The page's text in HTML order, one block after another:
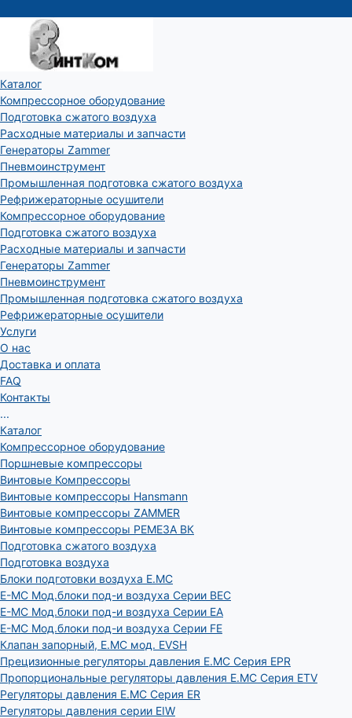
Каталог
Компрессорное оборудование
Подготовка сжатого воздуха
Расходные материалы и запчасти
Генераторы Zammer
Пневмоинструмент
Промышленная подготовка сжатого воздуха
Рефрижераторные осушители
Компрессорное оборудование
Подготовка сжатого воздуха
Расходные материалы и запчасти
Генераторы Zammer
Пневмоинструмент
Промышленная подготовка сжатого воздуха
Рефрижераторные осушители
Услуги
О нас
Доставка и оплата
FAQ
Контакты
...
Каталог
Компрессорное оборудование
Поршневые компрессоры
Винтовые Компрессоры
Винтовые компрессоры Hansmann
Винтовые компрессоры ZAMMER
Винтовые компрессоры РЕМЕЗА ВК
Подготовка сжатого воздуха
Подготовка воздуха
Блоки подготовки воздуха E.MC
E-MC Мод.блоки под-и воздуха Серии BEC
E-MC Мод.блоки под-и воздуха Серии EA
E-MC Мод.блоки под-и воздуха Серии FE
Клапан запорный, E.MC мод. EVSH
Прецизионные регуляторы давления E.MC Серия EPR
Пропорциональные регуляторы давления E.MC Серия ETV
Регуляторы давления E.MC Серия ER
Регуляторы давления серии EIW